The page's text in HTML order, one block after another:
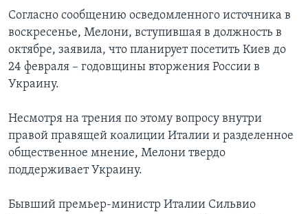
Согласно сообщению осведомленного источника в
воскресенье, Мелони, вступившая в должность в
октябре, заявила, что планирует посетить Киев до
24 февраля – годовщины вторжения России в
Украину.
Несмотря на трения по этому вопросу внутри
правой правящей коалиции Италии и разделенное
общественное мнение, Мелони твердо
поддерживает Украину.
Бывший премьер-министр Италии Сильвио